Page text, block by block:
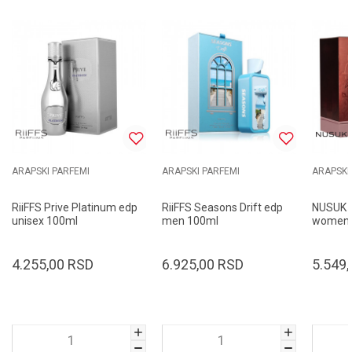
ARAPSKI PARFEMI
RiiFFS Prive Platinum edp
unisex 100ml
4.255,00 RSD
ARAPSKI PARFEMI
RiiFFS Seasons Drift edp
men 100ml
6.925,00 RSD
ARAPSKI
women